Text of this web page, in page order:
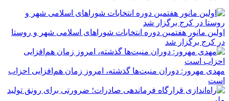
اولین مانور هفتمین دوره انتخابات شوراهای اسلامی شهر و روستا
در کرج برگزار شد
مهدی مهرور: دوران منیت‌ها گذشته، امروز زمان هم‌افزایی احزاب
است